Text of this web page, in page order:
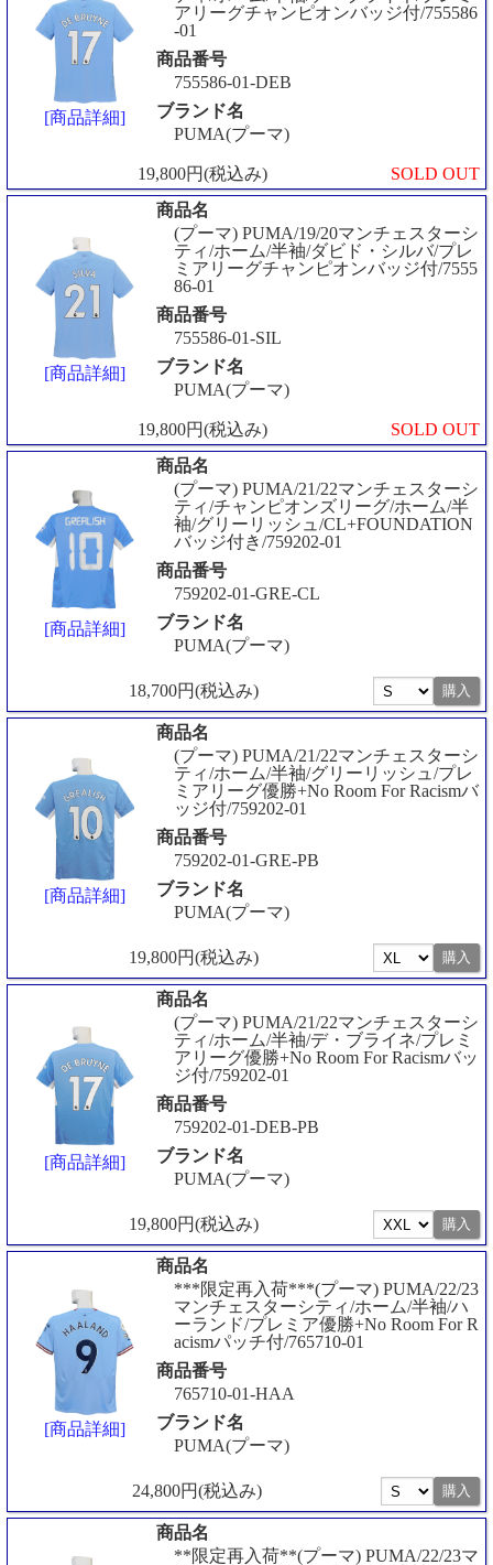
[商品詳細]
アリーグチャンピオンバッジ付/755586
-01
商品番号
755586-01-DEB
ブランド名
PUMA(プーマ)
19,800円(税込み) SOLD OUT
[商品詳細]
商品名
(プーマ) PUMA/19/20マンチェスターシ
ティ/ホーム/半袖/ダビド・シルバ/プレ
ミアリーグチャンピオンバッジ付/7555
86-01
商品番号
755586-01-SIL
ブランド名
PUMA(プーマ)
19,800円(税込み) SOLD OUT
[商品詳細]
商品名
(プーマ) PUMA/21/22マンチェスターシ
ティ/チャンピオンズリーグ/ホーム/半
袖/グリーリッシュ/CL+FOUNDATION
バッジ付き/759202-01
商品番号
759202-01-GRE-CL
ブランド名
PUMA(プーマ)
18,700円(税込み)
[商品詳細]
商品名
(プーマ) PUMA/21/22マンチェスターシ
ティ/ホーム/半袖/グリーリッシュ/プレ
ミアリーグ優勝+No Room For Racismバ
ッジ付/759202-01
商品番号
759202-01-GRE-PB
ブランド名
PUMA(プーマ)
19,800円(税込み)
[商品詳細]
商品名
(プーマ) PUMA/21/22マンチェスターシ
ティ/ホーム/半袖/デ・ブライネ/プレミ
アリーグ優勝+No Room For Racismバッ
ジ付/759202-01
商品番号
759202-01-DEB-PB
ブランド名
PUMA(プーマ)
19,800円(税込み)
[商品詳細]
商品名
***限定再入荷***(プーマ) PUMA/22/23
マンチェスターシティ/ホーム/半袖/ハ
ーランド/プレミア優勝+No Room For R
acismパッチ付/765710-01
商品番号
765710-01-HAA
ブランド名
PUMA(プーマ)
24,800円(税込み)
商品名
**限定再入荷**(プーマ) PUMA/22/23マ